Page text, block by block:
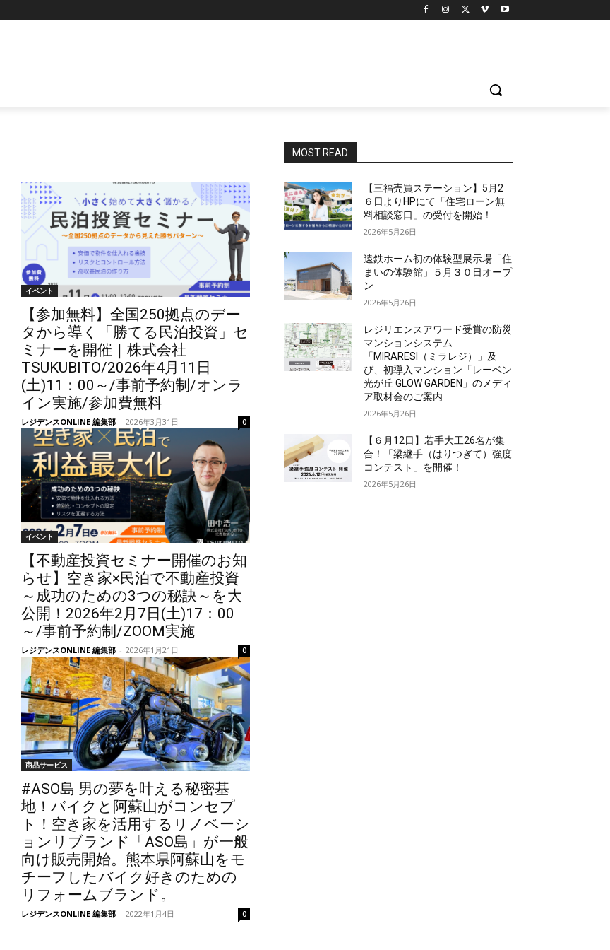
イベント
【参加無料】全国250拠点のデー
タから導く「勝てる民泊投資」セ
ミナーを開催｜株式会社
TSUKUBITO/2026年4月11日
(土)11：00～/事前予約制/オンラ
イン実施/参加費無料
レジデンスONLINE 編集部 - 2026年3月31日 0
イベント
【不動産投資セミナー開催のお知
らせ】空き家×民泊で不動産投資
～成功のための3つの秘訣～を大
公開！2026年2月7日(土)17：00
～/事前予約制/ZOOM実施
レジデンスONLINE 編集部 - 2026年1月21日 0
商品サービス
#ASO島 男の夢を叶える秘密基
地！バイクと阿蘇山がコンセプ
ト！空き家を活用するリノベーシ
ョンリブランド「ASO島」が一般
向け販売開始。熊本県阿蘇山をモ
チーフしたバイク好きのための
リフォームブランド。
レジデンスONLINE 編集部 - 2022年1月4日 0
MOST READ
【三福売買ステーション】5月2
６日よりHPにて「住宅ローン無
料相談窓口」の受付を開始！
2026年5月26日
遠鉄ホーム初の体験型展示場「住
まいの体験館」５月３０日オープ
ン
2026年5月26日
レジリエンスアワード受賞の防災
マンションシステム
「MIRARESI（ミラレジ）」及
び、初導入マンション「レーベン
光が丘 GLOW GARDEN」のメディ
ア取材会のご案内
2026年5月26日
【６月12日】若手大工26名が集
合！「梁継手（はりつぎて）強度
コンテスト」を開催！
2026年5月26日